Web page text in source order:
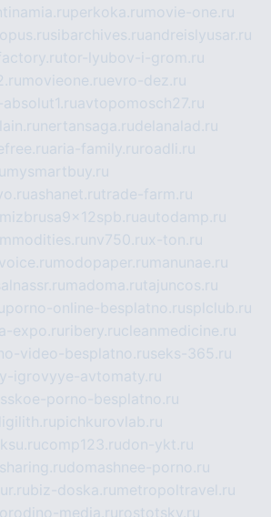
perkoka.ru movie-one.ru
sibarchives.ruandreislyusar.ru
tor-lyubov-i-grom.ru
movieone.ruevro-dez.ru
absolut1.ruavtopomosch27.ru
nertansaga.rudelanalad.ru
aria-family.ru roadli.ru
mysmartbuy.ru
ashanet.rutrade-farm.ru
autodamp.ru
nv750.rux-ton.ru
modopaper.ru manunae.ru
madoma.rutajuncos.ru
porno-online-besplatno.rusplclub.ru
expo.ru ribery.rucleanmedicine.ru
video-besplatno.ruseks-365.ru
igrovyye-avtomaty.ru
porno-besplatno.ru
pichkurovlab.ru
comp123.rudon-ykt.ru
domashnee-porno.ru
biz-doska.ru metropoltravel.ru
media.ru rostotsky.ru